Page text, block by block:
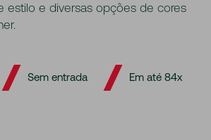
estilo e diversas opções de cores
Sem entrada Em até 84x